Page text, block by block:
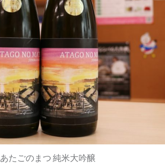
あたごのまつ 純米大吟醸